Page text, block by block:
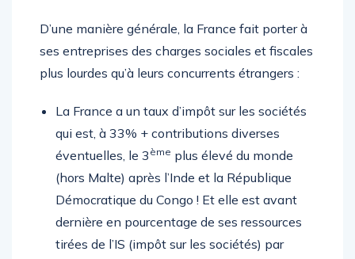
D’une manière générale, la France fait porter à
ses entreprises des charges sociales et fiscales
La France a un taux d’impôt sur les sociétés
qui est, à 33% + contributions diverses
éventuelles, le 3
plus élevé du monde
(hors Malte) après l’Inde et la République
Démocratique du Congo ! Et elle est avant
dernière en pourcentage de ses ressources